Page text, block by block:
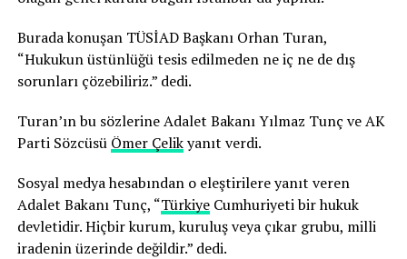
Burada konuşan TÜSİAD Başkanı Orhan Turan,
“Hukukun üstünlüğü tesis edilmeden ne iç ne de dış
sorunları çözebiliriz.” dedi.
Turan’ın bu sözlerine Adalet Bakanı Yılmaz Tunç ve AK
Parti Sözcüsü Ömer Çelikyanıt verdi.
Sosyal medya hesabından o eleştirilere yanıt veren
Adalet Bakanı Tunç, “TürkiyeCumhuriyeti bir hukuk
devletidir. Hiçbir kurum, kuruluş veya çıkar grubu, milli
iradenin üzerinde değildir.” dedi.